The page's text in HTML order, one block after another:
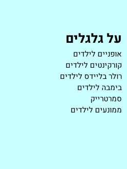
על גלגלים
אופניים לילדים
קורקינטים לילדים
רולר בליידס לילדים
בימבה לילדים
סמרטרייק
ממונעים לילדים